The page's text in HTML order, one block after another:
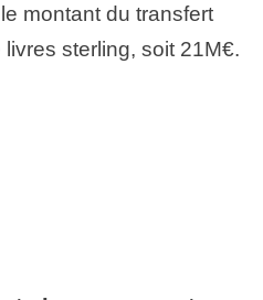
montant du transfert
sterling, soit 21M€.